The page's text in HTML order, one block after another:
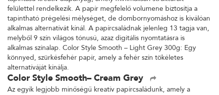
felülettel rendelkezik. A papír megfelelő volumene biztosítja a
tapintható prégelési mélységet, de dombornyomáshoz is kiválóan
alkalmas alternatívát kínál. A papírcsaládnak jelenleg 13 tagja van,
melyből 9 szín világos tónusú, azaz digitális nyomtatásra is
alkalmas színalap. Color Style Smooth – Light Grey 300g: Egy
könnyed, szürkésfehér papír, amely a fehér szín tökéletes
alternatíváját kínálja.
Color Style Smooth– Cream Grey
Az egyik legjobb minőségű kreatív papírcsaládunk, amely a